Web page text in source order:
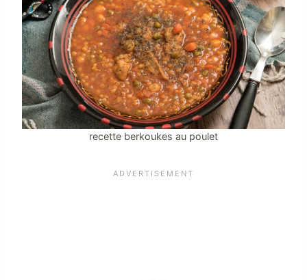
recette berkoukes au poulet